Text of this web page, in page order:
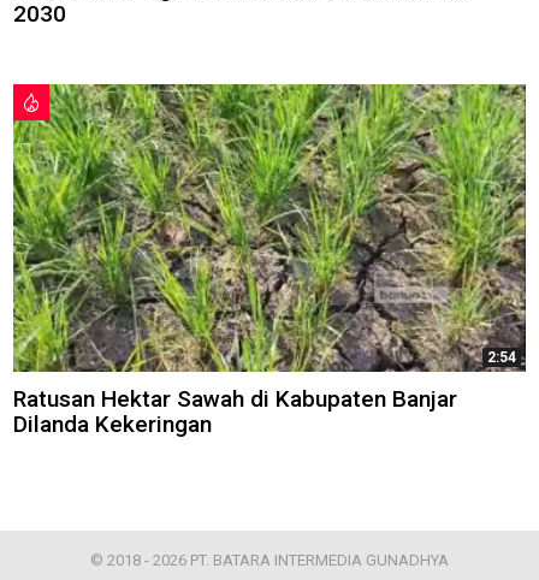
2030
2:54
Ratusan Hektar Sawah di Kabupaten Banjar
Dilanda Kekeringan
© 2018 - 2026 PT. BATARA INTERMEDIA GUNADHYA